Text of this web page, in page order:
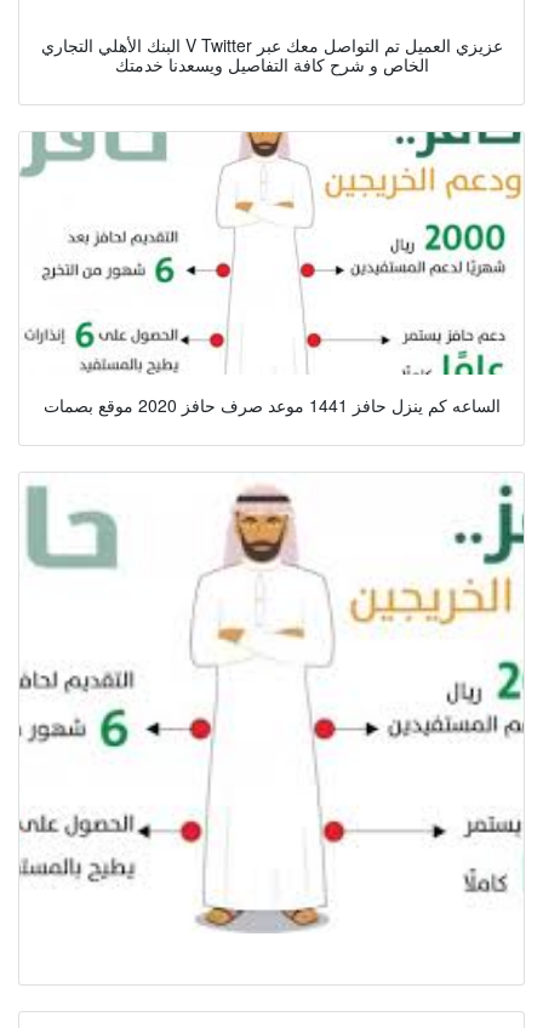
البنك الأهلي التجاري V Twitter عزيزي العميل تم التواصل معك عبر
الخاص و شرح كافة التفاصيل ويسعدنا خدمتك
الساعه كم ينزل حافز 1441 موعد صرف حافز 2020 موقع بصمات